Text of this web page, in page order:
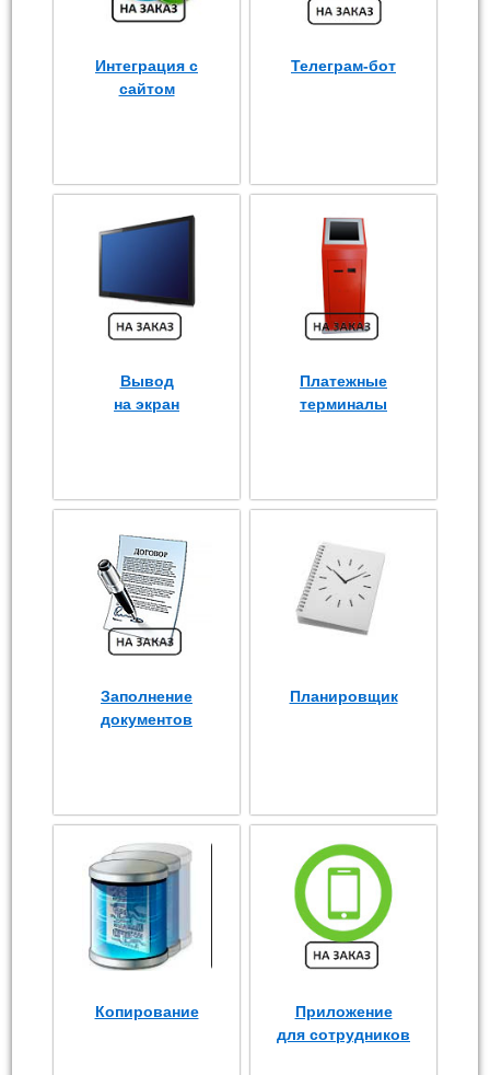
Интеграция с
сайтом
Телеграм-бот
Вывод
на экран
Платежные
терминалы
Заполнение
документов
Планировщик
Копирование
Приложение
для сотрудников